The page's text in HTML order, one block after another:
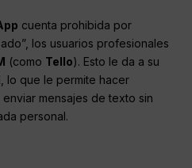
cuenta prohibida por
los usuarios profesionales
(como Tello). Esto le da a su
lo que le permite hacer
mensajes de texto sin
personal.